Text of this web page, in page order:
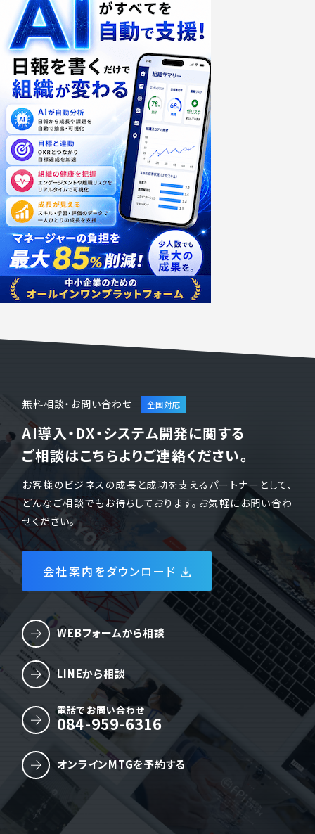
無料相談・お問い合わせ
AI導入・DX・システム開発に関する
ご相談はこちらよりご連絡ください。
お客様のビジネスの成長と成功を支えるパートナーとして、
どんなご相談でもお待ちしております。お気軽にお問い合わ
せください。
会社案内をダウンロード
WEBフォームから相談
LINEから相談
電話でお問い合わせ
084-959-6316
オンラインMTGを予約する